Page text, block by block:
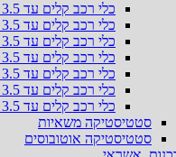
כלי רכב קלים עד 3.5 טון 2023
כלי רכב קלים עד 3.5 טון 2022
כלי רכב קלים עד 3.5 טון 2021
כלי רכב קלים עד 3.5 טון 2020
כלי רכב קלים עד 3.5 טון 2019
כלי רכב קלים עד 3.5 טון 2018
כלי רכב קלים עד 3.5 טון 2017
סטטיסטיקה משאיות
סטטיסטיקה אוטובוסים